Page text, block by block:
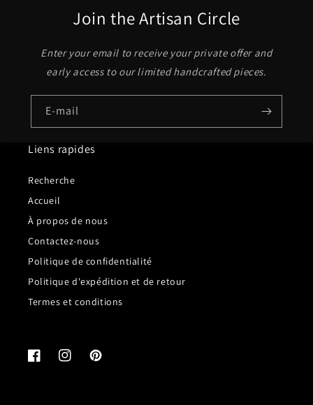
Join the Artisan Circle
Enter your email to receive your private offer and
early access to our limited handcrafted pieces.
E-mail
Liens rapides
Recherche
Accueil
À propos de nous
Contactez-nous
Politique de confidentialité
Politique d'expédition et de retour
Termes et conditions
FacebookInstagramPinterest